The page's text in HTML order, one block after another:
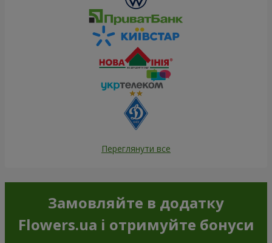
Переглянути все
Замовляйте в додатку
Flowers.ua і отримуйте бонуси